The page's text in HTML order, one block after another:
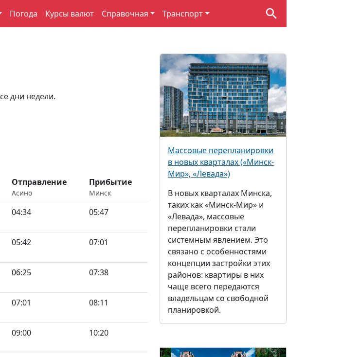
Погода Курсы валют Справочная Транспорт
дни недели.
Отправление
Асино
Прибытие
Минск
04:34 05:47
05:42 07:01
06:25 07:38
07:01 08:11
09:00 10:20
Массовые перепланировки
в новых кварталах («Минск-
Мир», «Левада»)
В новых кварталах Минска,
таких как «Минск-Мир» и
«Левада», массовые
перепланировки стали
системным явлением. Это
связано с особенностями
концепции застройки этих
районов: квартиры в них
чаще всего передаются
владельцам со свободной
планировкой.